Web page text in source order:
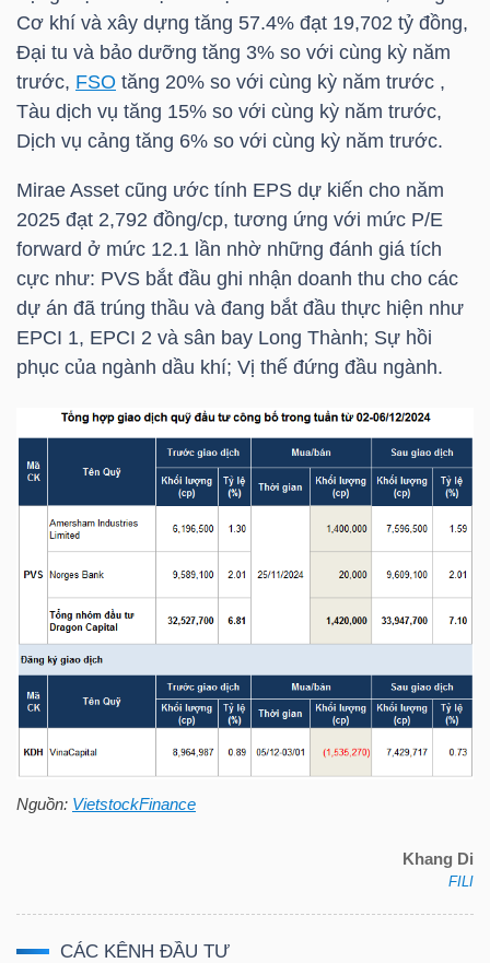
Cơ khí và xây dựng tăng 57.4% đạt 19,702 tỷ đồng,
Đại tu và bảo dưỡng tăng 3% so với cùng kỳ năm
trước, FSO tăng 20% so với cùng kỳ năm trước ,
Tàu dịch vụ tăng 15% so với cùng kỳ năm trước,
Dịch vụ cảng tăng 6% so với cùng kỳ năm trước.
Mirae Asset cũng ước tính EPS dự kiến cho năm
2025 đạt 2,792 đồng/cp, tương ứng với mức P/E
forward ở mức 12.1 lần nhờ những đánh giá tích
cực như: PVS bắt đầu ghi nhận doanh thu cho các
dự án đã trúng thầu và đang bắt đầu thực hiện như
EPCI 1, EPCI 2 và sân bay Long Thành; Sự hồi
phục của ngành dầu khí; Vị thế đứng đầu ngành.
Nguồn: VietstockFinance
Khang Di
FILI
CÁC KÊNH ĐẦU TƯ
YẾU
TIÊU
CHĂM
TÀI
CHÍNH
CÔNG